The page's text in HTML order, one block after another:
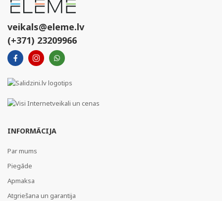
veikals@eleme.lv
(+371) 23209966
INFORMĀCIJA
Par mums
Piegāde
Apmaksa
Atgriešana un garantija